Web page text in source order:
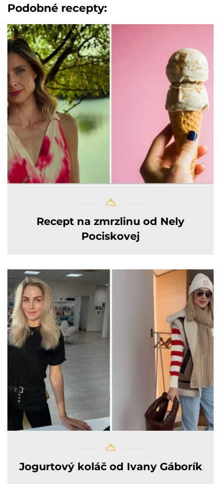
Podobné recepty:
Recept na zmrzlinu od Nely
Pociskovej
Jogurtový koláč od Ivany Gáborík